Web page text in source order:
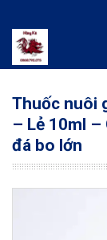
Thuốc nuôi
– Lẻ 10ml –
đá bo lớn